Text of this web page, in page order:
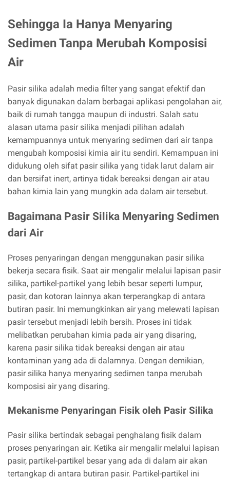
Sehingga Ia Hanya Menyaring
Sedimen Tanpa Merubah Komposisi
Air
Pasir silika adalah media filter yang sangat efektif dan
banyak digunakan dalam berbagai aplikasi pengolahan air,
baik di rumah tangga maupun di industri. Salah satu
alasan utama pasir silika menjadi pilihan adalah
kemampuannya untuk menyaring sedimen dari air tanpa
mengubah komposisi kimia air itu sendiri. Kemampuan ini
didukung oleh sifat pasir silika yang tidak larut dalam air
dan bersifat inert, artinya tidak bereaksi dengan air atau
bahan kimia lain yang mungkin ada dalam air tersebut.
Bagaimana Pasir Silika Menyaring Sedimen
dari Air
Proses penyaringan dengan menggunakan pasir silika
bekerja secara fisik. Saat air mengalir melalui lapisan pasir
silika, partikel-partikel yang lebih besar seperti lumpur,
pasir, dan kotoran lainnya akan terperangkap di antara
butiran pasir. Ini memungkinkan air yang melewati lapisan
pasir tersebut menjadi lebih bersih. Proses ini tidak
melibatkan perubahan kimia pada air yang disaring,
karena pasir silika tidak bereaksi dengan air atau
kontaminan yang ada di dalamnya. Dengan demikian,
pasir silika hanya menyaring sedimen tanpa merubah
komposisi air yang disaring.
Mekanisme Penyaringan Fisik oleh Pasir Silika
Pasir silika bertindak sebagai penghalang fisik dalam
proses penyaringan air. Ketika air mengalir melalui lapisan
pasir, partikel-partikel besar yang ada di dalam air akan
tertangkap di antara butiran pasir. Partikel-partikel ini